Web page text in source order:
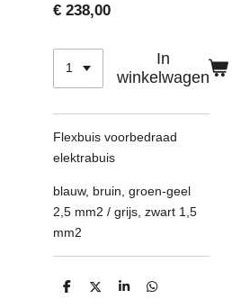
€ 238,00
In
winkelwagen
Flexbuis voorbedraad
elektrabuis
blauw, bruin, groen-geel
2,5 mm2 / grijs, zwart 1,5
mm2
D
D
S
D